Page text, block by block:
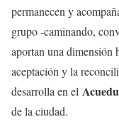
permanecen y
grupo -caminando,
aportan una dimensión
aceptación y la
desarrolla en el
de la ciudad.